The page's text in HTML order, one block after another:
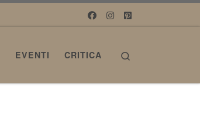
EVENTI CRITICA